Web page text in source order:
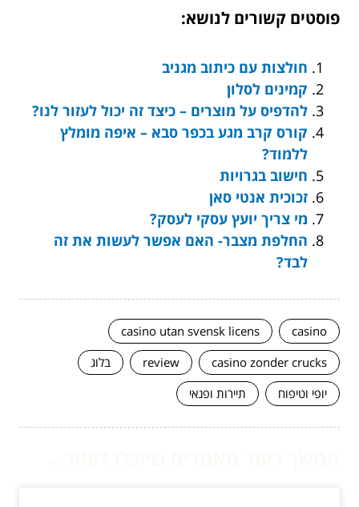
פוסטים קשורים לנושא:
חולצות עם כיתוב מגניב
קמינים לסלון
להדפיס על מוצרים – כיצד זה יכול לעזור לנו?
קורס קרב מגע בכפר סבא – איפה מומלץ
ללמוד?
חישוב בגרויות
זכוכית אנטי סאן
מי צריך יועץ עסקי לעסק?
החלפת מצבר- האם אפשר לעשות את זה
לבד?
casino
casino utan svensk licens
casino zonder crucks
review
בלוג
יופי וטיפוח
תיירות ופנאי